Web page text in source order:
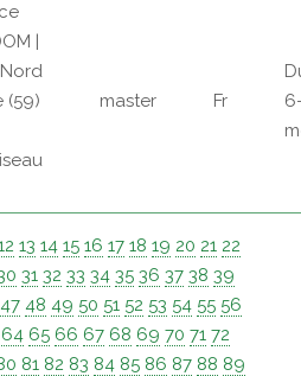
|
(59)
master Fr
13 14 15 16 17 18 19 20 21 22
31 32 33 34 35 36 37 38 39
47 48 49 50 51 52 53 54 55 56
64 65 66 67 68 69 70 71 72
81 82 83 84 85 86 87 88 89